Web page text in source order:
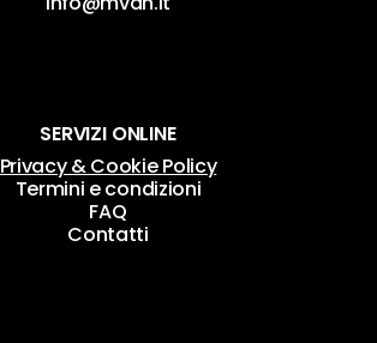
SERVIZI ONLINE
Privacy & Cookie Policy
Termini e condizioni
FAQ
Contatti